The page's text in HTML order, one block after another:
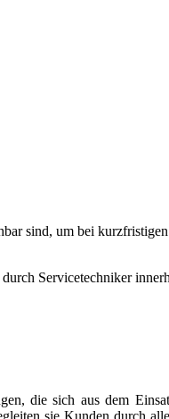
sind, um bei
Servicetechniker
die sich aus dem
sie Kunden durch